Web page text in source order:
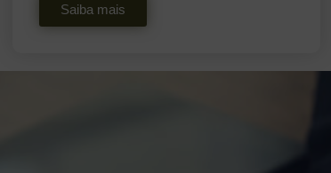
Saiba mais